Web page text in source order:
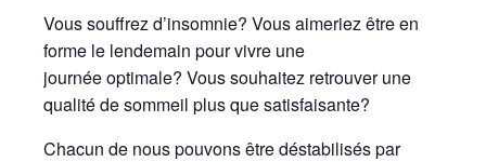
Vous souffrez d’insomnie? Vous aimeriez être en
forme le lendemain pour vivre une
journée optimale? Vous souhaitez retrouver une
qualité de sommeil plus que satisfaisante?
Chacun de nous pouvons être déstabilisés par